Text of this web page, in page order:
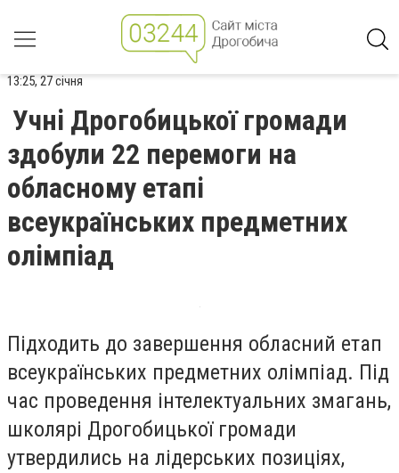
13:25, 27 січня
Учні Дрогобицької громади
здобули 22 перемоги на
обласному етапі
всеукраїнських предметних
олімпіад
Підходить до завершення обласний етап
всеукраїнських предметних олімпіад. Під
час проведення інтелектуальних змагань,
школярі Дрогобицької громади
утвердились на лідерських позиціях,